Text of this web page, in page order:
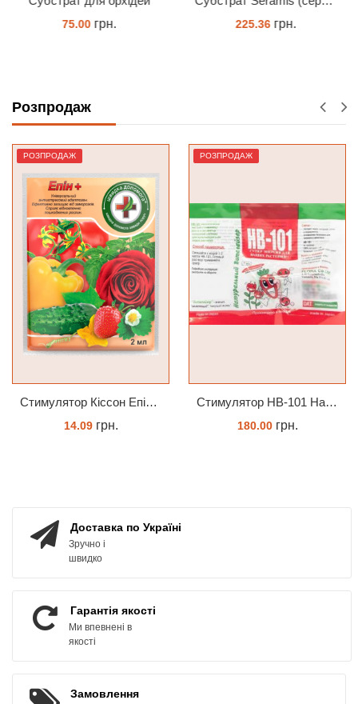
225.36 230.00
Розпродаж
РОЗПРОДАЖ
Cтимулятор Кіссон Епін +
14.09грн.
РОЗПРОДАЖ
Стимулятор HB-101 Натуральний віталайзер 6 мл
180.00грн.
Доставка по Україні
Зручно і
швидко
Гарантія якості
Ми впевнені в
якості
Замовлення